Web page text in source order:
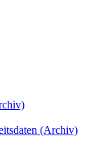
(Archiv)